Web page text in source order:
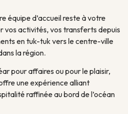
équipe d’accueil reste à votre
vos activités, vos transferts depuis
en tuk-tuk vers le centre-ville
la région.
pour affaires ou pour le plaisir,
une expérience alliant
raffinée au bord de l’océan